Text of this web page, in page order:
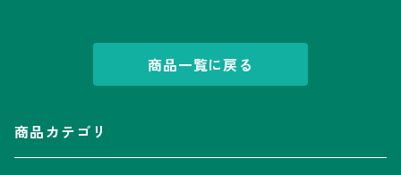
商品一覧に戻る
商品カテゴリ